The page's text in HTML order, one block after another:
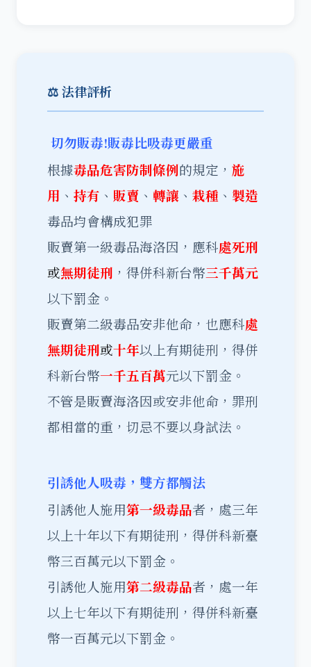
⚖️ 法律評析
切勿販毒!販毒比吸毒更嚴重
根據毒品危害防制條例的規定， 施
用 、 持有 、 販賣 、 轉讓 、 栽種 、 製造
毒品均會構成犯罪
販賣第一級毒品海洛因，應科處死刑
或無期徒刑 ，得併科新台幣三千萬元
以下罰金。
販賣第二級毒品安非他命，也應科處
無期徒刑或十年以上有期徒刑，得併
科新台幣一千五百萬元以下罰金。
不管是販賣海洛因或安非他命，罪刑
都相當的重，切忌不要以身試法。
引誘他人吸毒，雙方都觸法
引誘他人施用第一級毒品者，處三年
以上十年以下有期徒刑，得併科新臺
幣三百萬元以下罰金。
引誘他人施用第二級毒品者，處一年
以上七年以下有期徒刑，得併科新臺
幣一百萬元以下罰金。